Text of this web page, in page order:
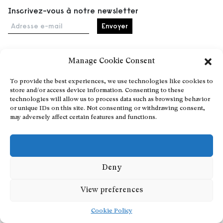
Manage Cookie Consent
To provide the best experiences, we use technologies like cookies to
store and/or access device information. Consenting to these
technologies will allow us to process data such as browsing behavior
or unique IDs on this site. Not consenting or withdrawing consent,
may adversely affect certain features and functions.
Deny
View preferences
Cookie Policy
Inscrivez-vous à notre newsletter
Adresse e-mail
Événements
À propos
Partenaires
Conditions générales
Confidentialité et cookies
Communiquer votre événement